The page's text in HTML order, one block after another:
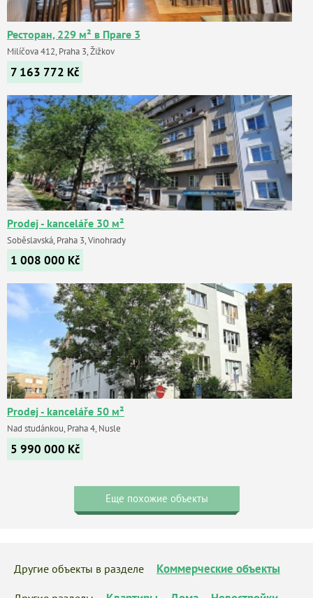
Ресторан, 229 м² в Праге 3
Milíčova 412, Praha 3, Žižkov
7 163 772 Kč
Prodej - kanceláře 30 м²
Soběslavská, Praha 3, Vinohrady
1 008 000 Kč
Prodej - kanceláře 50 м²
Nad studánkou, Praha 4, Nusle
5 990 000 Kč
Еще похожие объекты
Другие объекты в разделе Коммерческие объекты